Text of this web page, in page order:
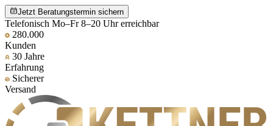
Jetzt Beratungstermin sichern
Telefonisch Mo–Fr 8–20 Uhr erreichbar
280.000
Kunden
30 Jahre
Erfahrung
Sicherer
Versand